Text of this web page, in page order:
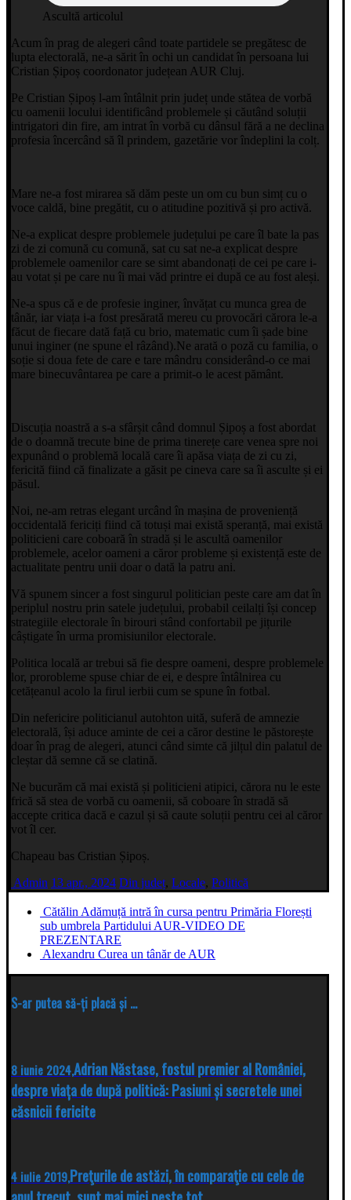
Ascultă articolul
Acum în prag de alegeri când toate partidele se pregătesc de
lupta electorală, ne-a sărit în ochi un candidat în persoana lui
Cristian Șipoș coordonator județean AUR Cluj.
Pe Cristian Șipoș l-am întâlnit prin județ unde stătea de vorbă
cu oamenii locului identificând problemele și căutând soluții
intrigatori din fire, am intrat în vorbă cu dânsul fără a ne declina
profesia încercând să îl prindem, gazetărie vor îndeplini la colț.
Mare ne-a fost mirarea să dăm peste un om cu bun simț cu o
voce caldă, bine pregătit, cu o atitudine pozitivă și pro activă.
Ne-a explicat despre problemele județului pe care îl bate la pas
zi de zi comună cu comună, sat cu sat ne-a explicat despre
problemele oamenilor care se simt abandonați de cei pe care i-
au votat și pe care nu îi mai văd printre ei după ce au fost aleși.
Ne-a spus că e de profesie inginer, învățat cu munca grea de
tânăr, iar viața i-a fost presărată mereu cu provocări cărora le-a
făcut de fiecare dată față cu brio, matematic cum îi șade bine
unui inginer (ne spune el râzând).Ne arată o poză cu familia, o
soție si doua fete de care e tare mândru considerând-o ce mai
mare binecuvântarea pe care a primit-o le acest pământ.
Discuția noastră a s-a sfârșit când domnul Șipoș a fost abordat
de o doamnă trecute bine de prima tinerețe care venea spre noi
expunând o problemă locală care îi apăsa viața de zi cu zi,
fericită fiind că finalizate a găsit pe cineva care sa îi asculte și ei
păsul.
Noi, ne-am retras elegant urcând în mașina de proveniență
occidentală fericiți fiind că totuși mai există speranță, mai există
politicieni care coboară în stradă și le ascultă oamenilor
problemele, acelor oameni a căror probleme și existență este de
actualitate pentru unii doar o dată la patru ani.
Vă spunem sincer a fost singurul politician peste care am dat în
periplul nostru prin satele județului, probabil ceilalți își concep
strategiile electorale în birouri stând confortabil pe jițurile
câștigate în urma promisiunilor electorale.
Politica locală ar trebui să fie despre oameni, despre problemele
lor, prorobleme spuse chiar de ei, e despre întâlnirea cu
cetățeanul acolo la firul ierbii cum se spune în fotbal.
Din nefericire politicianul autohton uită, suferă de amnezie
electorală, își aduce aminte de cei a căror destine le păstorește
doar în prag de alegeri, atunci când simte că jilțul din palatul de
cleștar dă semne că se clatină.
Ne bucurăm că mai există și politicieni atipici, cărora nu le este
frică să stea de vorbă cu oamenii, să coboare în stradă să
accepte critica dacă e cazul și să caute soluții pentru cei al căror
vot îl cer.
Chapeau bas Cristian Șipoș.
Admin 13 apr., 2024 Din județ, Locale, Politică
Cătălin Adămuță intră în cursa pentru Primăria Florești
sub umbrela Partidului AUR-VIDEO DE
PREZENTARE
Alexandru Curea un tânăr de AUR
S-ar putea să-ți placă și ...
8 iunie 2024,Adrian Năstase, fostul premier al României,
despre viața de după politică: Pasiuni și secretele unei
căsnicii fericite
4 iulie 2019,Preţurile de astăzi, în comparaţie cu cele de